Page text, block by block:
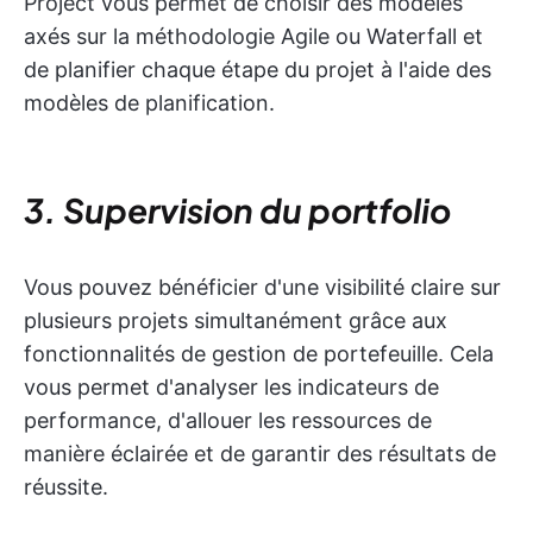
axés sur la méthodologie Agile ou Waterfall et
de planifier chaque étape du projet à l'aide des
modèles de planification.
3. Supervision du portfolio
Vous pouvez bénéficier d'une visibilité claire sur
plusieurs projets simultanément grâce aux
fonctionnalités de gestion de portefeuille. Cela
vous permet d'analyser les indicateurs de
performance, d'allouer les ressources de
manière éclairée et de garantir des résultats de
réussite.